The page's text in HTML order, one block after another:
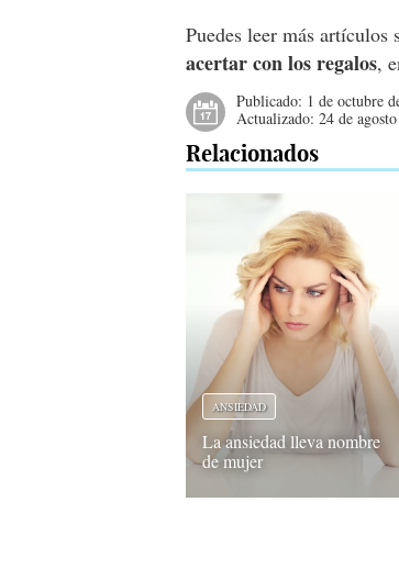
Puedes leer más
acertar con los regalos,
Publicado: 1 de octubre
Actualizado:24 de
Relacionados
ANSIEDAD
La ansiedad lleva nombre
de mujer